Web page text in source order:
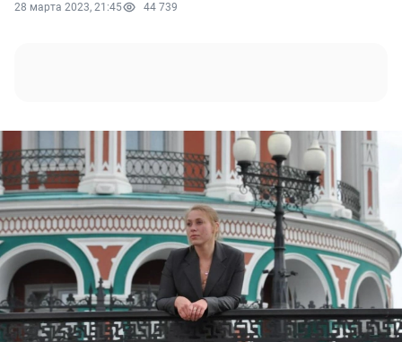
28 марта 2023, 21:45 44 739